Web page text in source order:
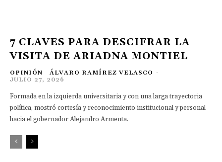
7 CLAVES PARA DESCIFRAR LA
VISITA DE ARIADNA MONTIEL
OPINIÓN ÁLVARO RAMÍREZ VELASCO -
JULIO 27, 2026
Formada en la izquierda universitaria y con una larga trayectoria
política, mostró cortesía y reconocimiento institucional y personal
hacia el gobernador Alejandro Armenta.